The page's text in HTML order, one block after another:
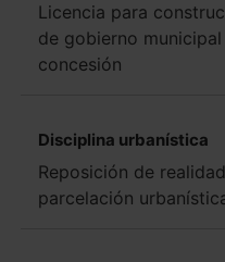
Licencia para
de gobierno
concesión
Disciplina urbanística
Reposición de
parcelación